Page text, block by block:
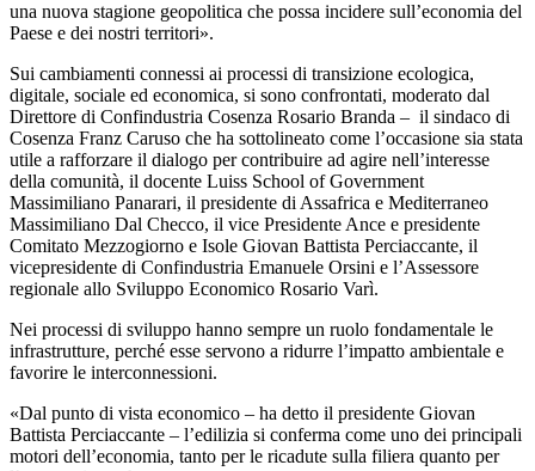
una nuova stagione geopolitica che possa incidere sull’economia del
Paese e dei nostri territori».
Sui cambiamenti connessi ai processi di transizione ecologica,
digitale, sociale ed economica, si sono confrontati, moderato dal
Direttore di Confindustria Cosenza Rosario Branda – il sindaco di
Cosenza Franz Caruso che ha sottolineato come l’occasione sia stata
utile a rafforzare il dialogo per contribuire ad agire nell’interesse
della comunità, il docente Luiss School of Government
Massimiliano Panarari, il presidente di Assafrica e Mediterraneo
Massimiliano Dal Checco, il vice Presidente Ance e presidente
Comitato Mezzogiorno e Isole Giovan Battista Perciaccante, il
vicepresidente di Confindustria Emanuele Orsini e l’Assessore
regionale allo Sviluppo Economico Rosario Varì.
Nei processi di sviluppo hanno sempre un ruolo fondamentale le
infrastrutture, perché esse servono a ridurre l’impatto ambientale e
favorire le interconnessioni.
«Dal punto di vista economico – ha detto il presidente Giovan
Battista Perciaccante – l’edilizia si conferma come uno dei principali
motori dell’economia, tanto per le ricadute sulla filiera quanto per